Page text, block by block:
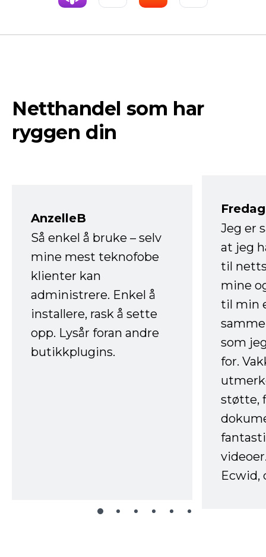
Netthandel som har
ryggen din
AnzelleB
Så enkel å bruke – selv
mine mest teknofobe
klienter kan
administrere. Enkel å
installere, rask å sette
opp. Lysår foran andre
butikkplugins.
Jeg er
at jeg
til
mine
til min
som
for.
støtte,
Ecwid,